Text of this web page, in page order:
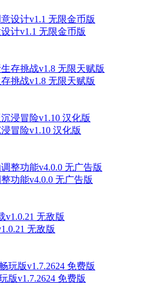
计v1.1 无限金币版
挑战v1.8 无限天赋版
冒险v1.10 汉化版
功能v4.0.0 无广告版
无敌版
版v1.7.2624 免费版